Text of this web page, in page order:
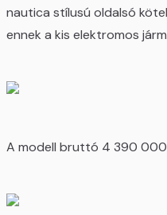
nautica stílusú oldalsó
ennek a kis elektromos
A modell bruttó 4 390